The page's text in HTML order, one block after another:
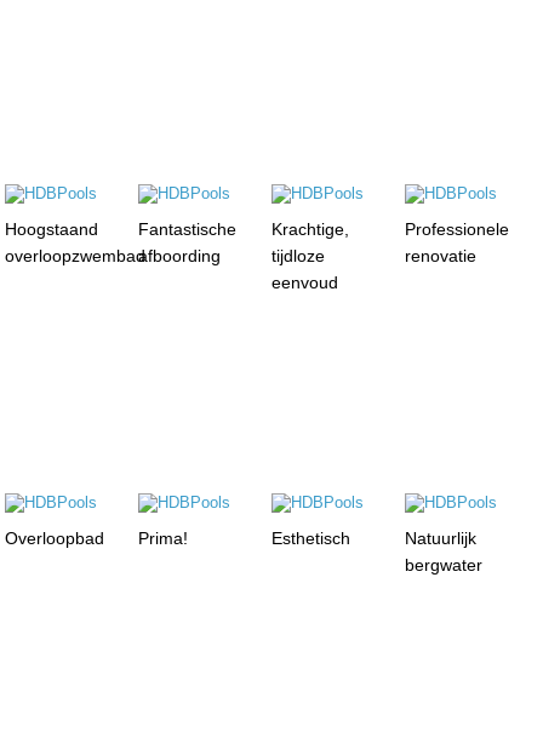
Hoogstaand
overloopzwembad
Fantastische
afboording
Krachtige,
tijdloze
eenvoud
Professionele
renovatie
Overloopbad Prima! Esthetisch
Natuurlijk
bergwater